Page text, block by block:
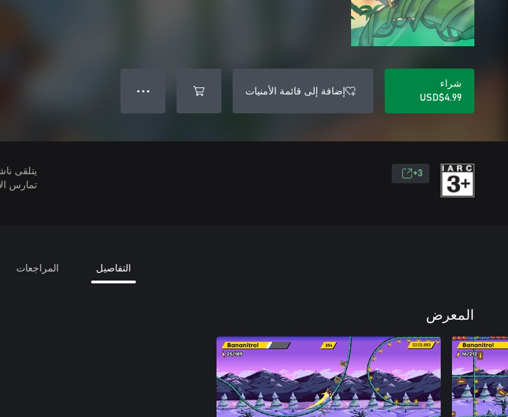
شراء
USD$4.99
إضافة إلى قائمة الأمنيات ● ● ●
3+
تمارس
التفاصيل المراجعات
المعرض